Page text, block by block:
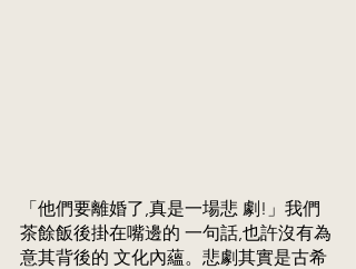
「他們要離婚了,真是一場悲 劇!」我們
茶餘飯後掛在嘴邊的 一句話,也許沒有為
意其背後的 文化內蘊。悲劇其實是古希